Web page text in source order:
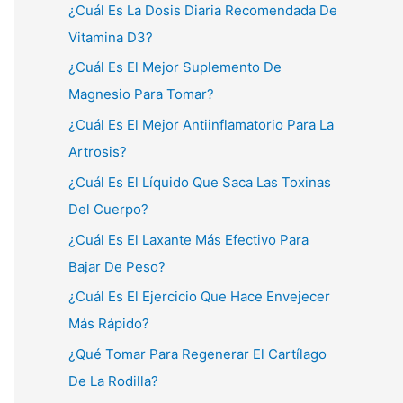
¿Cuál Es La Dosis Diaria Recomendada De
Vitamina D3?
¿Cuál Es El Mejor Suplemento De
Magnesio Para Tomar?
¿Cuál Es El Mejor Antiinflamatorio Para La
Artrosis?
¿Cuál Es El Líquido Que Saca Las Toxinas
Del Cuerpo?
¿Cuál Es El Laxante Más Efectivo Para
Bajar De Peso?
¿Cuál Es El Ejercicio Que Hace Envejecer
Más Rápido?
¿Qué Tomar Para Regenerar El Cartílago
De La Rodilla?